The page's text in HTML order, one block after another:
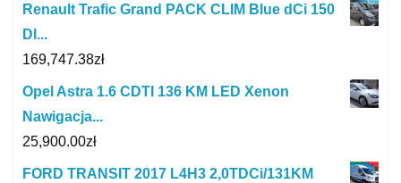
Renault Trafic Grand PACK CLIM Blue dCi 150
Dl...
169,747.38zł
Opel Astra 1.6 CDTI 136 KM LED Xenon
Nawigacja...
25,900.00zł
FORD TRANSIT 2017 L4H3 2,0TDCi/131KM